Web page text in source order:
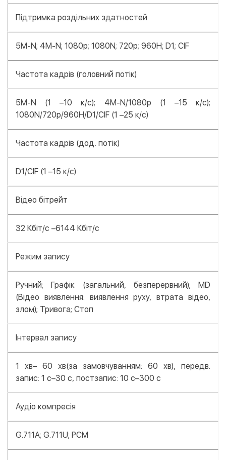
Підтримка роздільних здатностей
5M-N; 4M-N; 1080p; 1080N; 720p; 960H; D1; CIF
Частота кадрів (головний потік)
5M-N (1 –10 к/с); 4M-N/1080p (1 –15 к/с);
1080N/720p/960H/D1/CIF (1 –25 к/с)
Частота кадрів (дод. потік)
D1/CIF (1 –15 к/с)
Відео бітрейт
32 Кбіт/с –6144 Кбіт/с
Режим запису
Ручний; Графік (загальний, безперервний); MD
(Відео виявлення: виявлення руху, втрата відео,
злом); Тривога; Стоп
Інтервал запису
1 хв– 60 хв(за замовчуванням: 60 хв), передв.
запис: 1 с–30 с, постзапис: 10 с–300 с
Аудіо компресія
G.711A; G.711U; PCM